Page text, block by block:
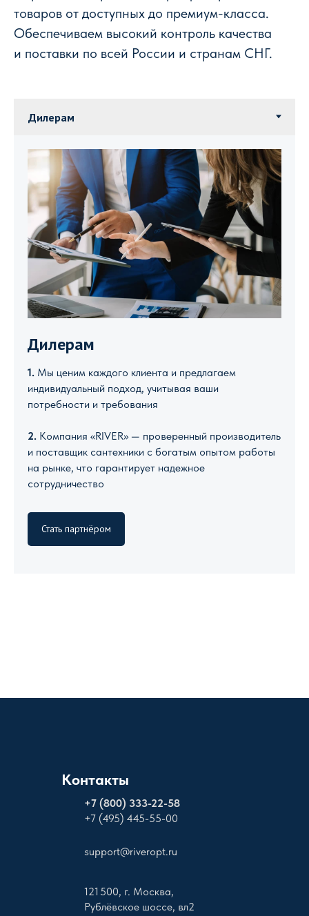
товаров от доступных до премиум-класса.
Обеспечиваем высокий контроль качества
и поставки по всей России и странам СНГ.
Дилерам
1. Мы ценим каждого клиента и предлагаем
индивидуальный подход, учитывая ваши
потребности и требования
2. Компания «RIVER» — проверенный производитель
и поставщик сантехники с богатым опытом работы
на рынке, что гарантирует надежное
сотрудничество
Стать партнёром
Контакты
+7 (800) 333-22-58
+7 (495) 445-55-00
support@riveropt.ru
121 500, г. Москва,
Рублёвское шоссе, вл2